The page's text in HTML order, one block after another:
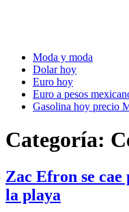
Moda y moda
Dolar hoy
Euro hoy
Euro a pesos
Gasolina hoy precio
Categoría:
Zac Efron se
la playa